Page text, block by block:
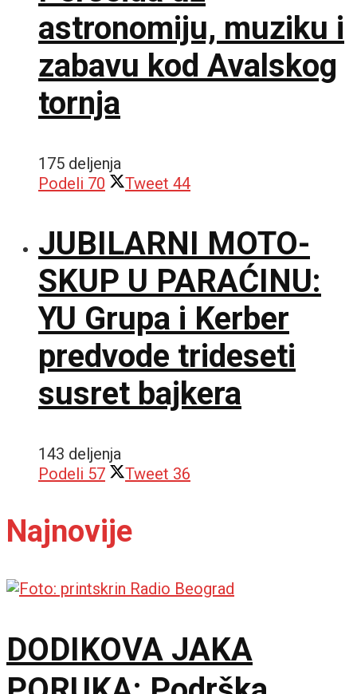
astronomiju, muziku i
zabavu kod Avalskog
tornja
175 deljenja
Podeli 70 Tweet 44
JUBILARNI MOTO-
SKUP U PARAĆINU:
YU Grupa i Kerber
predvode trideseti
susret bajkera
143 deljenja
Podeli 57 Tweet 36
Najnovije
DODIKOVA JAKA